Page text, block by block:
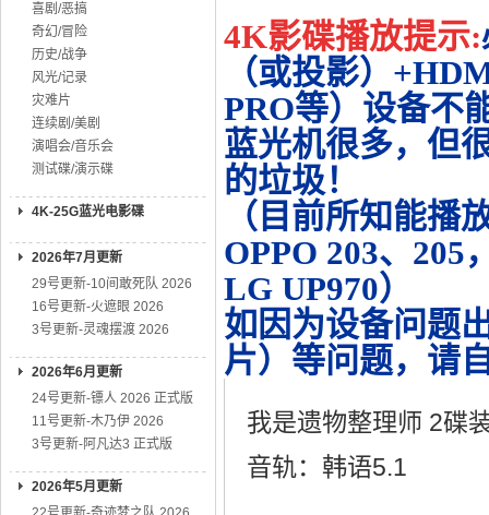
喜剧/恶搞
奇幻/冒险
历史/战争
风光/记录
灾难片
连续剧/美剧
演唱会/音乐会
测试碟/演示碟
4K-25G蓝光电影碟
2026年7月更新
29号更新-10间敢死队 2026
16号更新-火遮眼 2026
3号更新-灵魂摆渡 2026
2026年6月更新
24号更新-镖人 2026 正式版
11号更新-木乃伊 2026
3号更新-阿凡达3 正式版
2026年5月更新
4K影碟播放提示:
（或投影）
PRO等）设备不
蓝光机很多，但
的垃圾！
（目前所知能播
OPPO 203、205
LG UP970）
如因为设备问题
片）等问题，请
我是遗物整理师 2碟
音轨：韩语5.1